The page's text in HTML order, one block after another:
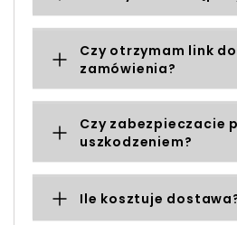
Czy otrzymam link
zamówienia?
Czy zabezpieczacie
uszkodzeniem?
Ile kosztuje